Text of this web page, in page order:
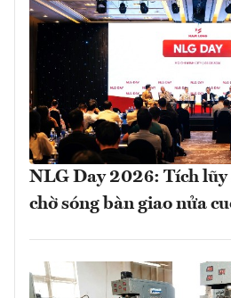
NLG Day 2026: Tích lũy
chờ sóng bàn giao nửa